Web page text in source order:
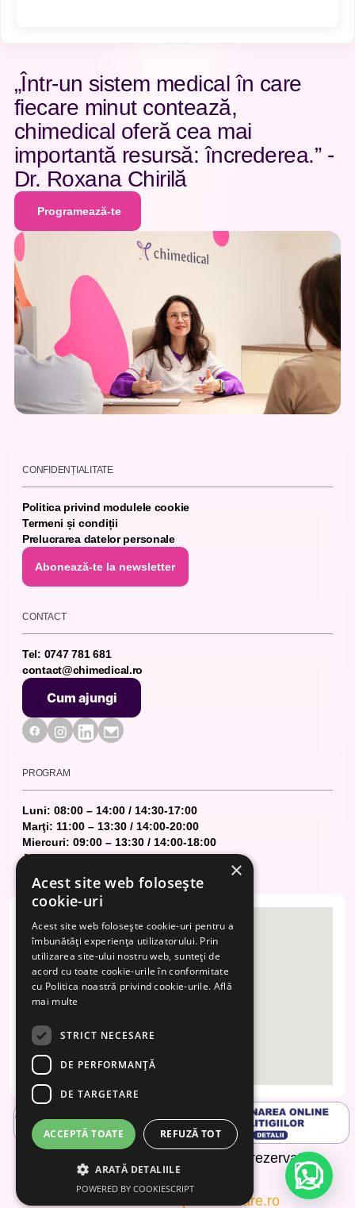
Tarife
„Într-un sistem medical în care
fiecare minut contează,
chimedical oferă cea mai
importantă resursă: încrederea.” -
Dr. Roxana Chirilă
Programează-te
Programează-te
CONFIDENȚIALITATE
Politica privind modulele cookie
Termeni și condiții
Prelucrarea datelor personale
Abonează-te la newsletter
Abonează-te la newsletter
CONTACT
Tel: 0747 781 681
contact@chimedical.ro
Cum ajungi
Cum ajungi
PROGRAM
Luni: 08:00 – 14:00 / 14:30-17:00
Marţi: 11:00 – 13:30 / 14:00-20:00
Miercuri: 09:00 – 13:30 / 14:00-18:00
Joi: 09:00 – 14:00 / 14:30-18:00
Vineri: 08:00 – 14:00 / 14:30-17:00
2026 Toate drepturile rezervate.
optimsoftware.ro
×
Acest site web folosește
cookie-uri
Acest site web folosește cookie-uri pentru a
îmbunătăți experiența utilizatorului. Prin
utilizarea site-ului nostru web, sunteți de
acord cu toate cookie-urile în conformitate
cu Politica noastră privind cookie-urile. Află
mai multe
STRICT NECESARE
DE PERFORMANȚĂ
DE TARGETARE
ACCEPTĂ TOATE REFUZĂ TOT
ARATĂ DETALIILE
POWERED BY COOKIESCRIPT